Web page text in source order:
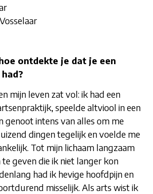
ontdekte je dat je een
mijn leven zat vol: ik had een
speelde altviool in een
genoot intens van alles om me
dingen tegelijk en voelde me
Tot mijn lichaam langzaam
geven die ik niet langer kon
had ik hevige hoofdpijn en
misselijk. Als arts wist ik